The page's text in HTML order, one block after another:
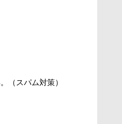
（スパム対策）